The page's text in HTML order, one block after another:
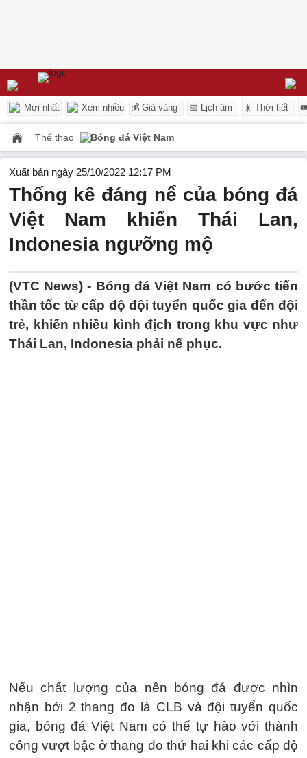
Mới nhất Xem nhiều 💰 Giá vàng 📅 Lịch âm ☀️ Thời tiết
Thể thao Bóng đá Việt Nam
Xuất bản ngày 25/10/2022 12:17 PM
Thống kê đáng nể của bóng đá
Việt Nam khiến Thái Lan,
Indonesia ngưỡng mộ
(VTC News) - Bóng đá Việt Nam có bước tiến
thần tốc từ cấp độ đội tuyển quốc gia đến đội
trẻ, khiến nhiều kình địch trong khu vực như
Thái Lan, Indonesia phải nể phục.
Nếu chất lượng của nền bóng đá được nhìn
nhận bởi 2 thang đo là CLB và đội tuyển quốc
gia, bóng đá Việt Nam có thể tự hào với thành
công vượt bậc ở thang đo thứ hai khi các cấp độ